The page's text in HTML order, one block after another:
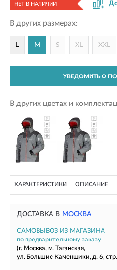
НЕТ В НАЛИЧИИ
В других размерах:
L M S XL XXL
УВЕДОМИТЬ О
В других цветах и
ХАРАКТЕРИСТИКИ ОПИСАНИЕ
ДОСТАВКА В МОСКВА
САМОВЫВОЗ ИЗ МАГАЗИНА
по предварительному заказу
(г. Москва, м. Таганская,
ул. Большие Каменщики, д. 6,